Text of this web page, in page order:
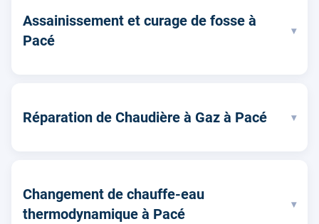
Assainissement et curage de fosse à
Pacé
▾
Réparation de Chaudière à Gaz à Pacé ▾
Changement de chauffe-eau
thermodynamique à Pacé
▾